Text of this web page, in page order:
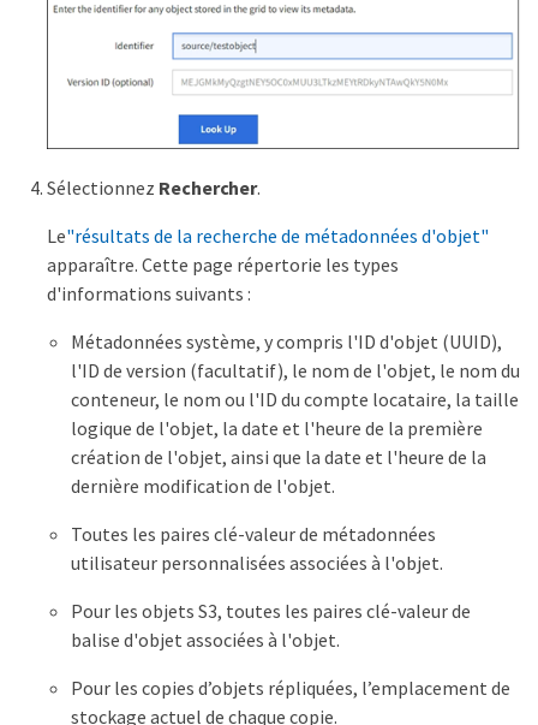
Sélectionnez Rechercher.
Le"résultats de la recherche de métadonnées d'objet"
apparaître. Cette page répertorie les types
d'informations suivants :
Métadonnées système, y compris l'ID d'objet (UUID),
l'ID de version (facultatif), le nom de l'objet, le nom du
conteneur, le nom ou l'ID du compte locataire, la taille
logique de l'objet, la date et l'heure de la première
création de l'objet, ainsi que la date et l'heure de la
dernière modification de l'objet.
Toutes les paires clé-valeur de métadonnées
utilisateur personnalisées associées à l'objet.
Pour les objets S3, toutes les paires clé-valeur de
balise d'objet associées à l'objet.
Pour les copies d’objets répliquées, l’emplacement de
stockage actuel de chaque copie.